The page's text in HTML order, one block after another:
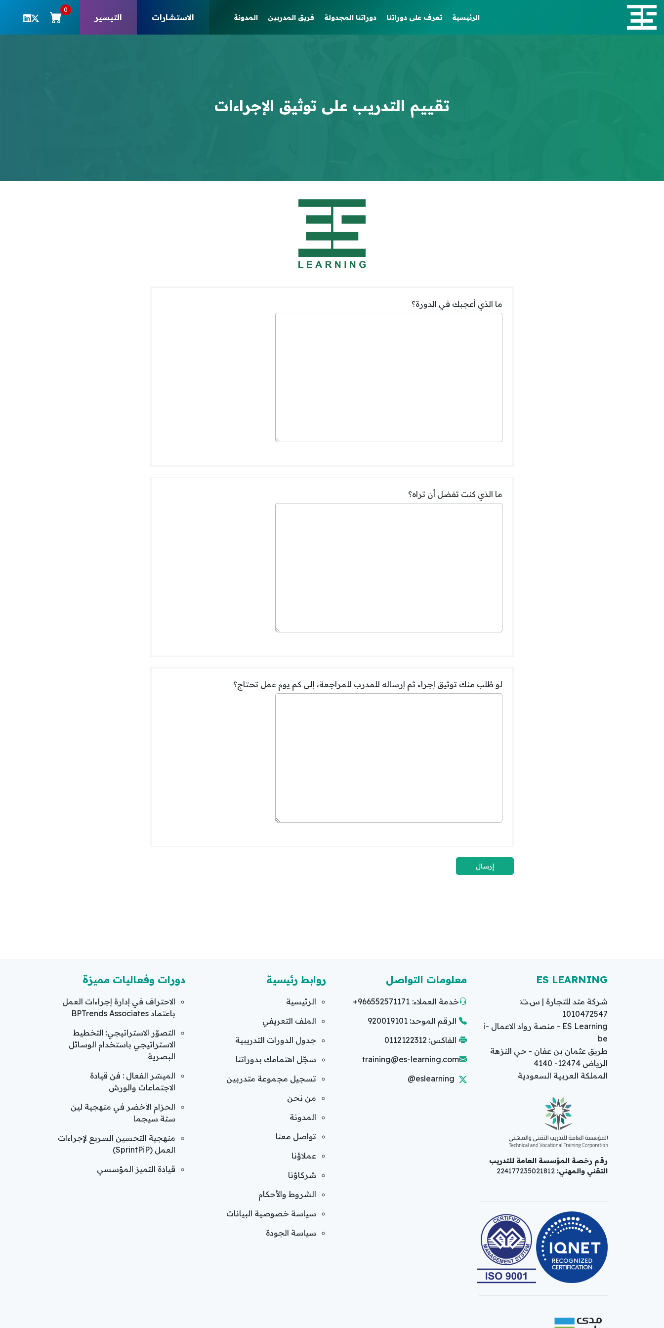
الرئيسية تعرف على دوراتنا دوراتنا المجدولة فريق المدربين المدونة الاستشارات التيسير
0
تقييم التدريب على توثيق الإجراءات
ما الذي أعجبك في الدورة؟
ما الذي كنت تفضل أن تراه؟
لو طُلب منك توثيق إجراء ثم إرساله للمدرب للمراجعة، إلى كم يوم عمل تحتاج؟
ES LEARNING
شركة متد للتجارة | س.ت:
1010472547
ES Learning - منصة رواد الاعمال i-
be
طريق عثمان بن عفان - حي النزهة
الرياض 12474- 4140
المملكة العربية السعودية
رقم رخصة المؤسسة العامة للتدريب
التقني والمهني: 224177235021812
معلومات التواصل
خدمة العملاء: +966552571171
الرقم الموحد: 920019101
الفاكس: 0112122312
training@es-learning.com
@eslearning
روابط رئيسية
الرئيسية
الملف التعريفي
جدول الدورات التدريبية
سجّل اهتمامك بدوراتنا
تسجيل مجموعة متدربين
من نحن
المدونة
تواصل معنا
عملاؤنا
شركاؤنا
الشروط والأحكام
سياسة خصوصية البيانات
سياسة الجودة
دورات وفعاليات مميزة
الاحتراف في إدارة إجراءات العمل
باعتماد BPTrends Associates
التصوّر الاستراتيجي: التخطيط
الاستراتيجي باستخدام الوسائل
البصرية
الميسّر الفعال : فن قيادة
الاجتماعات والورش
الحزام الأخضر في منهجية لين
ستة سيجما
منهجية التحسين السريع لإجراءات
العمل (SprintPiP)
قيادة التميز المؤسسي